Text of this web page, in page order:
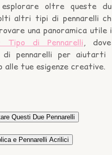
oltre queste
altri tipi di pennarelli
una panoramica utile
Tipo di Pennarelli, dove
di pennarelli per aiutarti
alle tue esigenze creative.
Questi Due Pennarelli
e Pennarelli Acrilici